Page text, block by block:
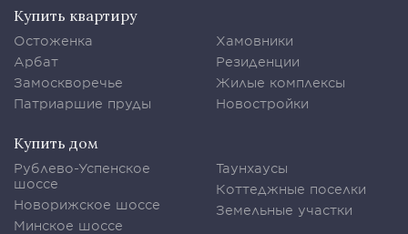
Купить квартиру
Остоженка
Арбат
Замоскворечье
Патриаршие пруды
Хамовники
Резиденции
Жилые комплексы
Новостройки
Купить дом
Рублево-Успенское
шоссе
Новорижское шоссе
Минское шоссе
Таунхаусы
Коттеджные поселки
Земельные участки